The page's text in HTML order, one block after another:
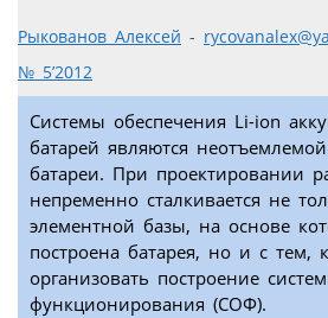
Рыкованов Алексей -
№ 5’2012
Системы обеспечения Li-ion
батарей являются
батареи. При проектировании
непременно сталкивается не
элементной базы, на основе
построена батарея, но и с тем,
организовать построение
функционирования (СОФ).